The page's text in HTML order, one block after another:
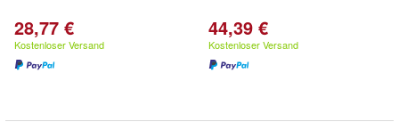
28,77 €
Kostenloser Versand
44,39 €
Kostenloser Versand